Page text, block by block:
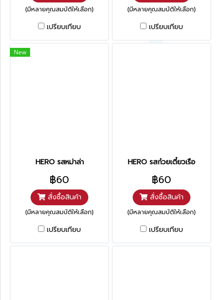
(มีหลายคุณสมบัติให้เลือก)
เปรียบเทียบ
(มีหลายคุณสมบัติให้เลือก)
เปรียบเทียบ
New
HERO รสหม่าล่า
฿60
สั่งซื้อสินค้า
(มีหลายคุณสมบัติให้เลือก)
เปรียบเทียบ
HERO รสก๋วยเตี๋ยวเรือ
฿60
สั่งซื้อสินค้า
(มีหลายคุณสมบัติให้เลือก)
เปรียบเทียบ